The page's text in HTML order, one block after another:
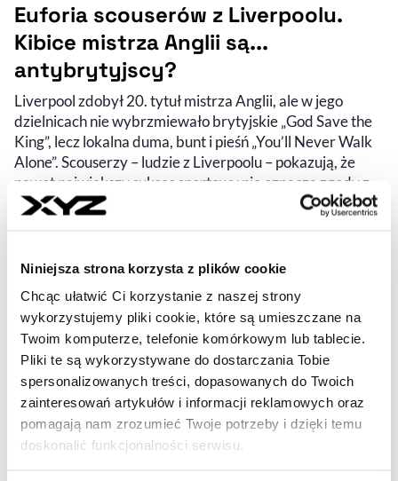
Niniejsza strona korzysta z plików cookie
Chcąc ułatwić Ci korzystanie z naszej strony
wykorzystujemy pliki cookie, które są umieszczane na
Twoim komputerze, telefonie komórkowym lub tablecie.
Pliki te są wykorzystywane do dostarczania Tobie
spersonalizowanych treści, dopasowanych do Twoich
zainteresowań artykułów i informacji reklamowych oraz
pomagają nam zrozumieć Twoje potrzeby i dzięki temu
doskonalić funkcjonalności serwisu.
Euforia scouserów z Liverpoolu.
Kibice mistrza Anglii są...
antybrytyjscy?
Liverpool zdobył 20. tytuł mistrza Anglii, ale w jego
dzielnicach nie wybrzmiewało brytyjskie „God Save the
King”, lecz lokalna duma, bunt i pieśń „You’ll Never Walk
Alone”. Scouserzy – ludzie z Liverpoolu – pokazują, że
nawet największy sukces sportowy nie oznacza zgody z
narodowym establishmentem.
09.05.2025, 04:00